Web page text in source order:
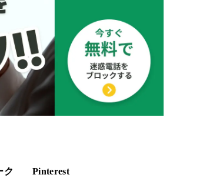
ク Pinterest